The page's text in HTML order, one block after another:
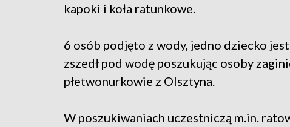
kapoki i koła ratunkowe.
6 osób podjęto z wody, jedno dziecko
zszedł pod wodę poszukując osoby
płetwonurkowie z Olsztyna.
W poszukiwaniach uczestniczą m.in.